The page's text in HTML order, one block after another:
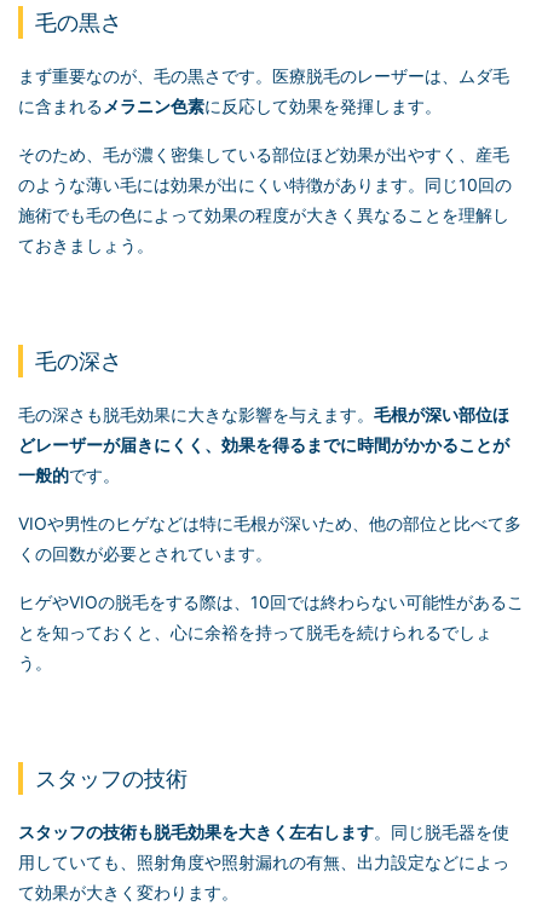
毛の黒さ
まず重要なのが、毛の黒さです。医療脱毛のレーザーは、ムダ毛
に含まれる メラニン色素に反応して効果を発揮します。
そのため、毛が濃く密集している部位ほど効果が出やすく、産毛
のような薄い毛には効果が出にくい特徴があります。同じ10回の
施術でも毛の色によって効果の程度が大きく異なることを理解し
ておきましょう。
毛の深さ
毛の深さも脱毛効果に大きな影響を与えます。 毛根が深い部位ほ
どレーザーが届きにくく、効果を得るまでに時間がかかることが
一般的です。
VIOや男性のヒゲなどは特に毛根が深いため、他の部位と比べて多
くの回数が必要とされています。
ヒゲやVIOの脱毛をする際は、10回では終わらない可能性があるこ
とを知っておくと、心に余裕を持って脱毛を続けられるでしょ
う。
スタッフの技術
スタッフの技術も脱毛効果を大きく左右します。同じ脱毛器を使
用していても、照射角度や照射漏れの有無、出力設定などによっ
て効果が大きく変わります。